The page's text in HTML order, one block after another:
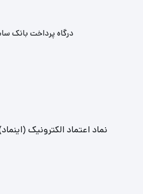
درگاه پرداخت بانک
نماد اعتماد الکترونیک